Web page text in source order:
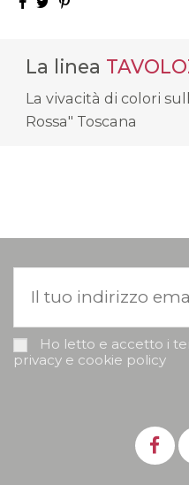
La linea
La vivacità di colori
Rossa" Toscana
Ho letto e accetto i
privacy e cookie policy